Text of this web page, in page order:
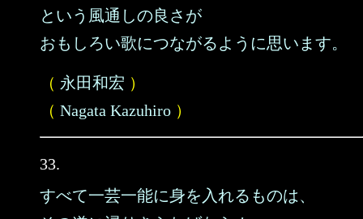
という風通しの良さが
おもしろい歌につながるように思います。
（ 永田和宏 ）
（ Nagata Kazuhiro ）
33.
すべて一芸一能に身を入れるものは、